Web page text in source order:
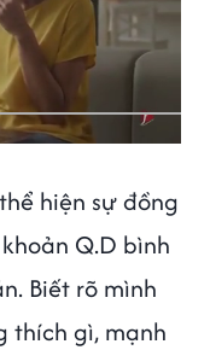
hiện sự đồng
Q.D bình
Biết rõ mình
thích gì, mạnh